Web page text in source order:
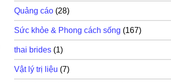
Quảng cáo (28)
Sức khỏe & Phong cách sống (167)
thai brides (1)
Vật lý trị liệu (7)